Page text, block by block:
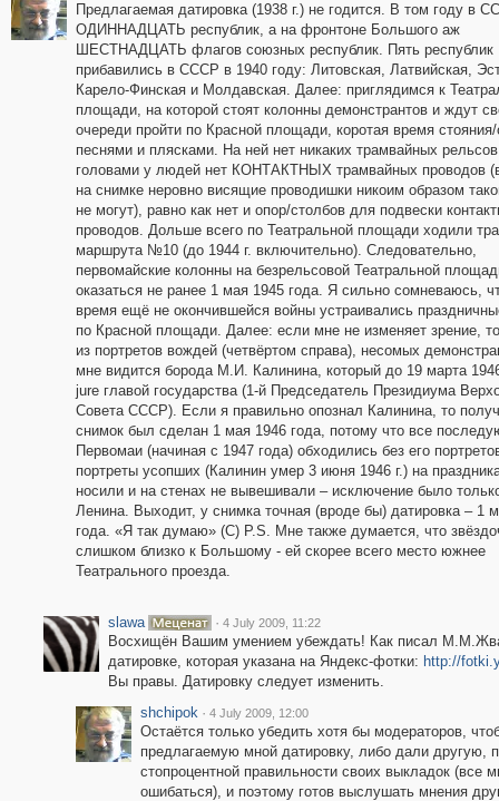
Предлагаемая датировка (1938 г.) не годится. В том году в
ОДИННАДЦАТЬ республик, а на фронтоне Большого аж
ШЕСТНАДЦАТЬ флагов союзных республик. Пять республик
прибавились в СССР в 1940 году: Литовская, Латвийская,
Карело-Финская и Молдавская. Далее: приглядимся к
площади, на которой стоят колонны демонстрантов и ждут
очереди пройти по Красной площади, коротая время
песнями и плясками. На ней нет никаких трамвайных
головами у людей нет КОНТАКТНЫХ трамвайных проводов
на снимке неровно висящие проводишки никоим образом
не могут), равно как нет и опор/столбов для подвески
проводов. Дольше всего по Театральной площади ходили
маршрута №10 (до 1944 г. включительно). Следовательно,
первомайские колонны на безрельсовой Театральной
оказаться не ранее 1 мая 1945 года. Я сильно сомневаюсь,
время ещё не окончившейся войны устраивались
по Красной площади. Далее: если мне не изменяет зрение,
из портретов вождей (четвёртом справа), несомых
мне видится борода М.И. Калинина, который до 19 марта
jure главой государства (1-й Председатель Президиума
Совета СССР). Если я правильно опознал Калинина, то
снимок был сделан 1 мая 1946 года, потому что все
Первомаи (начиная с 1947 года) обходились без его
портреты усопших (Калинин умер 3 июня 1946 г.) на
носили и на стенах не вывешивали – исключение было
Ленина. Выходит, у снимка точная (вроде бы) датировка – 1
года. «Я так думаю» (С) P.S. Мне также думается, что
слишком близко к Большому - ей скорее всего место южнее
Театрального проезда.
slawa · 4 July 2009, 11:22
Восхищён Вашим умением убеждать! Как писал
датировке, которая указана на Яндекс-фотки: http://
Вы правы. Датировку следует изменить.
shchipok · 4 July 2009, 12:00
Остаётся только убедить хотя бы модераторов,
предлагаемую мной датировку, либо дали другую,
стопроцентной правильности своих выкладок
ошибаться), и поэтому готов выслушать мнения